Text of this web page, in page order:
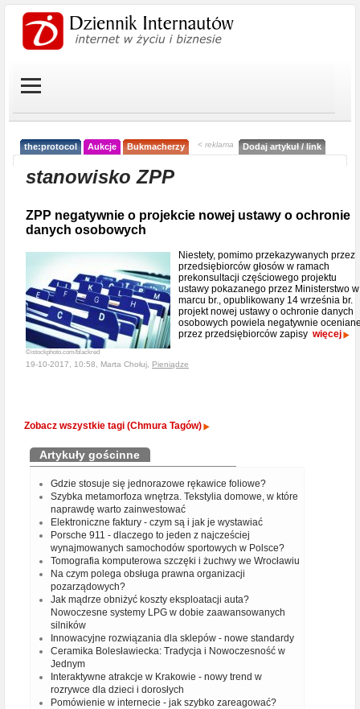
the:protocol Aukcje Bukmacherzy < reklama Dodaj artykuł / link
stanowisko ZPP
ZPP negatywnie o projekcie nowej ustawy o ochronie
danych osobowych
©istockphoto.com/blackred
Niestety, pomimo przekazywanych przez
przedsiębiorców głosów w ramach
prekonsultacji częściowego projektu
ustawy pokazanego przez Ministerstwo w
marcu br., opublikowany 14 września br.
projekt nowej ustawy o ochronie danych
osobowych powiela negatywnie
przez przedsiębiorców zapisy więcej
19-10-2017, 10:58, Marta Chołuj, Pieniądze
Zobacz wszystkie tagi (Chmura Tagów)
Artykuły gościnne
Gdzie stosuje się jednorazowe rękawice foliowe?
Szybka metamorfoza wnętrza. Tekstylia domowe, w które
naprawdę warto zainwestować
Elektroniczne faktury - czym są i jak je wystawiać
Porsche 911 - dlaczego to jeden z najcześciej
wynajmowanych samochodów sportowych w Polsce?
Tomografia komputerowa szczęki i żuchwy we Wrocławiu
Na czym polega obsługa prawna organizacji
pozarządowych?
Jak mądrze obniżyć koszty eksploatacji auta?
Nowoczesne systemy LPG w dobie zaawansowanych
silników
Innowacyjne rozwiązania dla sklepów - nowe standardy
Ceramika Bolesławiecka: Tradycja i Nowoczesność w
Jednym
Interaktywne atrakcje w Krakowie - nowy trend w
rozrywce dla dzieci i dorosłych
Pomówienie w internecie - jak szybko zareagować?